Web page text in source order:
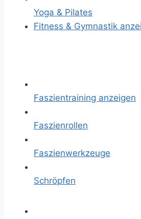
Yoga & Pilates
Fitness & Gymnastik
Faszientraining anzeigen
Faszienrollen
Faszienwerkzeuge
Schröpfen